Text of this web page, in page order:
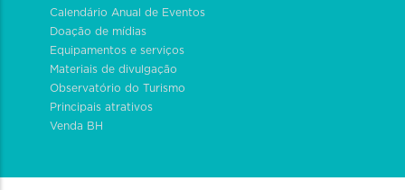
Calendário Anual de Eventos
Doação de mídias
Equipamentos e serviços
Materiais de divulgação
Observatório do Turismo
Principais atrativos
Venda BH